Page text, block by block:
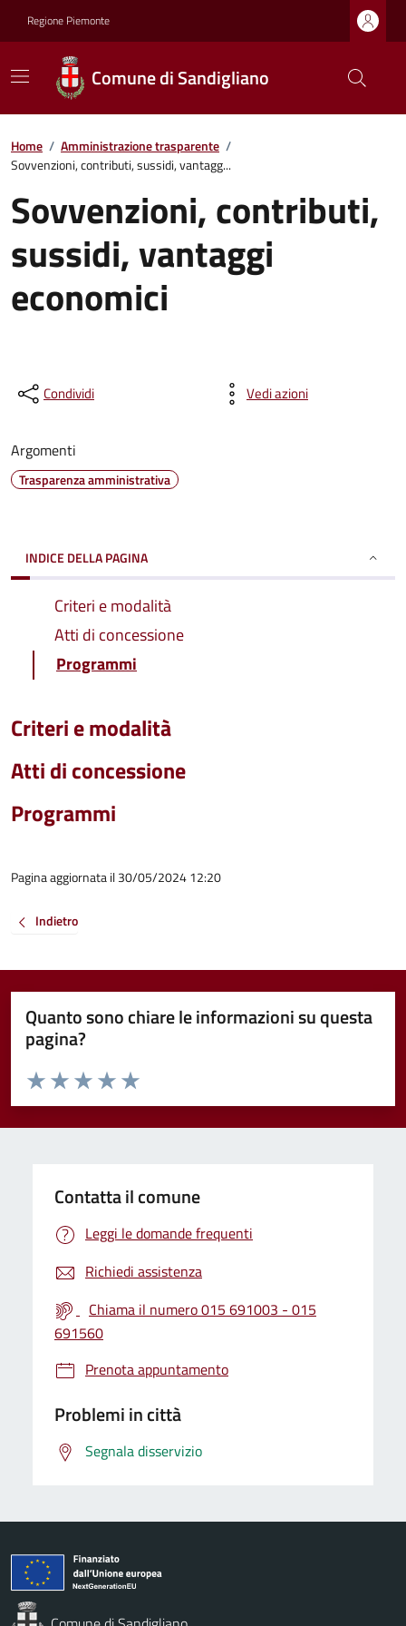
Regione Piemonte
Comune di Sandigliano
Home / Amministrazione trasparente /
Sovvenzioni, contributi, sussidi, vantagg...
Sovvenzioni, contributi,
sussidi, vantaggi
economici
Condividi Vedi azioni
Argomenti
Trasparenza amministrativa
INDICE DELLA PAGINA
Criteri e modalità
Atti di concessione
Programmi
Criteri e modalità
Atti di concessione
Programmi
Pagina aggiornata il 30/05/2024 12:20
Indietro
Quanto sono chiare le informazioni su questa
pagina?
Valuta da 1 a 5 stelle la pagina
Valuta 5 stelle su 5
Valuta 4 stelle su 5
Valuta 3 stelle su 5
Valuta 2 stelle su 5
Valuta 1 stelle su 5
Contatta il comune
Leggi le domande frequenti
Richiedi assistenza
Chiama il numero 015 691003 - 015
691560
Prenota appuntamento
Problemi in città
Segnala disservizio